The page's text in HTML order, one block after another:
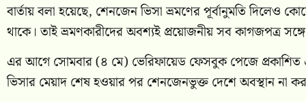
বার্তায় বলা হয়েছে, শেনজেন ভিসা ভ্রমণের পূর্বানুমতি দিলেও
থাকে। তাই ভ্রমণকারীদের অবশ্যই প্রয়োজনীয় সব কাগজপত্র
এর আগে সোমবার (৪ মে) ভেরিফায়েড ফেসবুক পেজে প্রকাশিত
ভিসার মেয়াদ শেষ হওয়ার পর শেনজেনভুক্ত দেশে অবস্থান না